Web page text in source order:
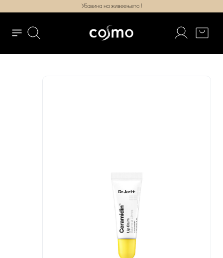
Убавина на живеењето !